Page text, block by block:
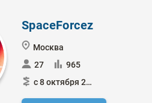
SpaceForcez
Москва
27
965
с 8 октября 2023